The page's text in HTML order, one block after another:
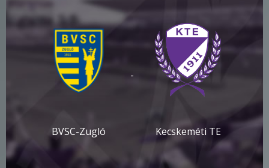
BVSC-Zugló
-
Kecskeméti TE